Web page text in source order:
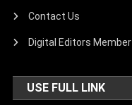
Contact Us
Digital Editors Member
USE FULL LINK